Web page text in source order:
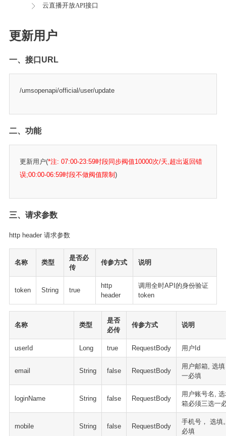
云直播开放API接口
更新用户
一、接口URL
/umsopenapi/official/user/update
二、功能
更新用户(*注: 07:00-23:59时段同步阀值10000次/天,超出返回错
误;00:00-06:59时段不做阀值限制 )
三、请求参数
http header 请求参数
名称 类型
是否必
传
传参方式 说明
token String true
http
header
调用全时API的身份验证
token
名称 类型
是否
必传
传参方式 说明
userId Long true RequestBody 用户Id
email String false RequestBody
用户邮箱, 选
一必填
loginName String false RequestBody
用户账号名,
箱必须三选一
mobile String false RequestBody
手机号， 选填
必填